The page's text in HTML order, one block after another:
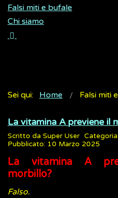
Falsi miti e bufale
Chi siamo
Sei qui: Home Falsi miti
La vitamina A previene il
Scritto da Super User Categoria:
Pubblicato: 10 Marzo 2025
La vitamina A
morbillo?
Falso.